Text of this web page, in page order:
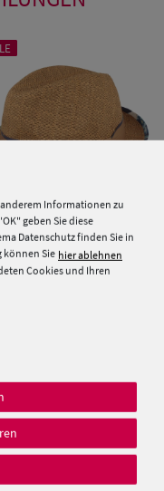
d'Este Pork Pie Stoffhut
in Stroh-
Informationen zu
geben Sie diese
Datenschutz finden Sie in
können Sie hier ablehnen
Cookies und Ihren